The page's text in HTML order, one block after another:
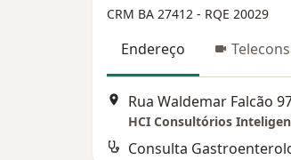
CRM BA 27412 - RQE 20029
Endereço
Rua Waldemar Falcão
HCI Consultórios
Consulta